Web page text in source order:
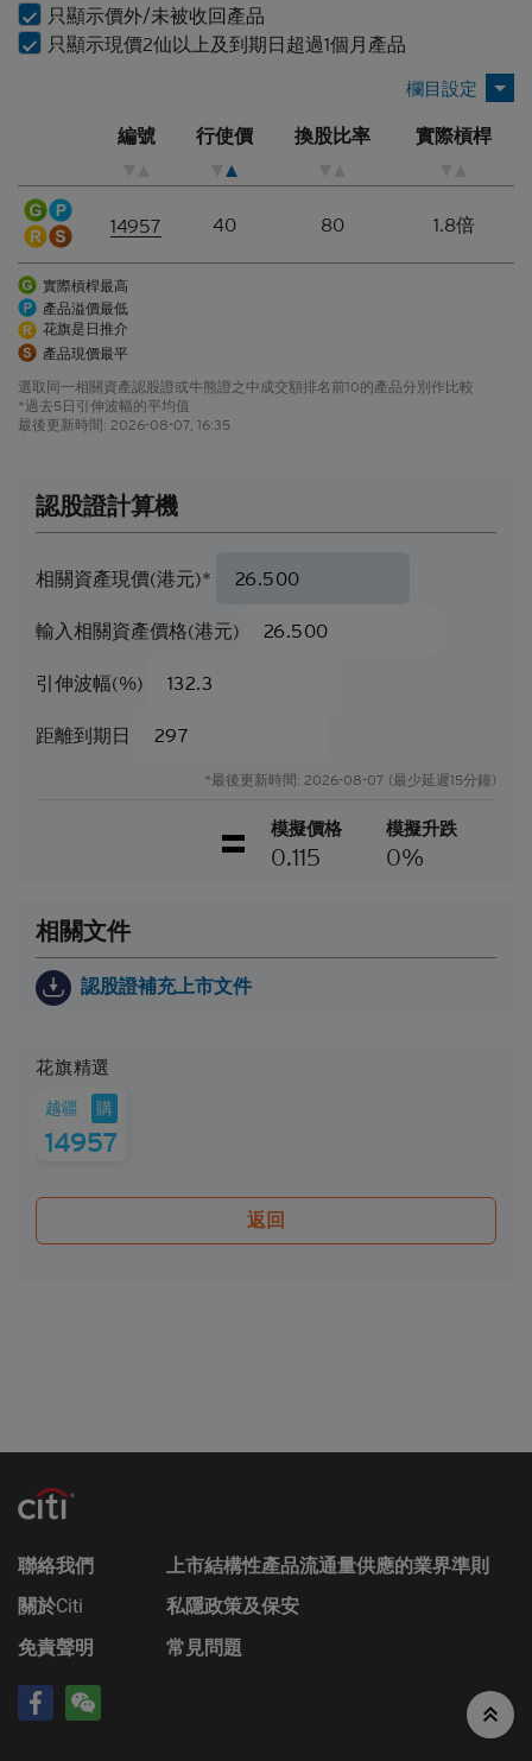
其聯繫人及關聯人士、各自的董事、高管人員及/或
僱員（包括參與編製或在本香港網站上刊發材料的各
人士）（統稱「
概不會對材料的真確性、準確性、完整性、充分性或
何類型的聲明或保證（不論明示或暗示）。本香港網
站所登載的材料僅作參考用途，資訊接收者不應賴作
定論或據此行事而不自行加以獨立核實或作出獨立判
斷。
香港網站所登載的指示性價格水平、披露材料、估值
或其他分析，其編製乃以我們真誠判定的假設及參數
為依據。所採用的假設及參數絕非唯一可經合理挑選
所得的選擇，因此，並不保證有關的引述、披露或分
析為準確、合理或完整，亦不表示或確保任何指示性
回報或表現會在將來實現。有關資料僅供參考之用，
並不構成網站擁有人的投資意見。
結構性產品並無抵押品，如發行人無力償債或違約，
閣下可能無法收回部份或甚至全部應收款項
產品的價格可急升或急跌，投資者或會蒙受全盤損
失。結構性產品於二級市場的流通性亦是無法預測
的。花旗環球金融亞洲有限公司或會是結構性產品的
唯一流通量提供者。本香港網站所載的任何見解、預
業績或事件會與當中的任何見解、預測或估計一致。
者有重大差異。過往表現並非日後業績的指標。
牛熊證」）設有強制贖回機制。在
款及細則的前提下，當相關資產的現貨價/現貨水平
在觀察期內達到贖回價/贖回水平時，牛熊證將自動
現金付款（如屬R類牛熊證）。
因此，有意投資的人士應當確保其本人明白結構性產
品的性質及風險，如果情況適用，亦應徵詢其本人的
投資結構性產品的決定均適當地考慮到投資者的具體
情況及財務狀況。對於因認購或購買結構性產品而產
生的任何財務或其他方面的後果，Citigroup概不承擔
任何受託責任或法律責任。
結構性產品的條款及細則，以及基本上市文件（包括
其任何增編）和相關補充上市文件所載有關發行人的
財務及其他資料。該等文件可在保薦人花旗環球金融
站所述的證券的利益或利益衝突。
對於因使用本香港網站或其內容而產生或因此而涉及
的任何損失，Citigroup概不承擔任何（因疏忽或其他
Citigroup的成員公司或任何資料提供者均不會就香港
遺漏（不論任何原因）或由此而引起的各類損害承擔
只顯示價外/未被收回產品
只顯示現價2仙以上及到期日超過1個月產品
編號 行使價 換股比率 實際槓桿
14957 40 80 1.8倍
實際槓桿最高
產品溢價最低
花旗是日推介
產品現價最平
選取同一相關資產認股證或牛熊證之中成交額排名前10的產品分別作比較
*過去5日引伸波幅的平均值
最後更新時間: 2026-08-07, 16:35
認股證計算機
相關資產現價(港元)*
輸入相關資產價格(港元)
引伸波幅(%)
距離到期日
*最後更新時間: 2026-08-07 (最少延遲15分鐘)
模擬價格
0.115
模擬升跌
0%
相關文件
認股證補充上市文件
花旗精選
越疆 購
14957
返回
聯絡我們
上市結構性產品流通量供應的業界準則
關於Citi
私隱政策及保安
免責聲明
常見問題